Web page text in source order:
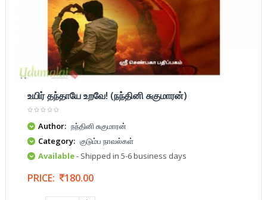
உயிர் தந்தாயே உறவே! (நந்தினி சுகுமாரன்)
Author: நந்தினி சுகுமாரன்
Category: குடும்ப நாவல்கள்
Available- Shipped in 5-6 business days
PRICE: 180.00